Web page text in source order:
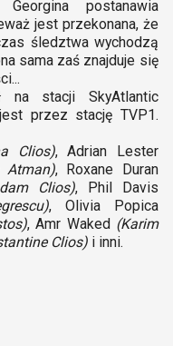
postanawia
jest przekonana, że
śledztwa wychodzą
sama zaś znajduje się
na stacji SkyAtlantic
przez stację TVP1.
Clios), Adrian Lester
Atman), Roxane Duran
Clios), Phil Davis
, Olivia Popica
, Amr Waked (Karim
Clios) i inni.